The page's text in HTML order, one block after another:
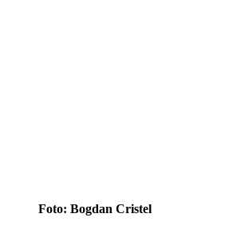
Foto: Bogdan Cristel